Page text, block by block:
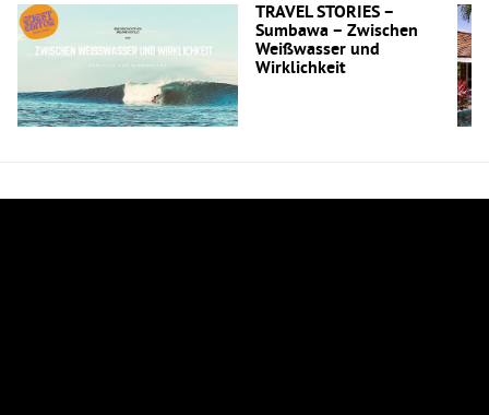
TRAVEL STORIES –
Sumbawa – Zwischen
Weißwasser und
Wirklichkeit